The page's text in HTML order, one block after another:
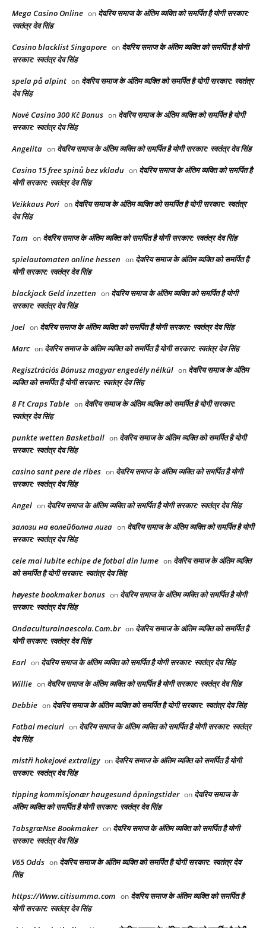
Mega Casino Online on देवरिय समाज के अंतिम व्यक्ति को समर्पित है योगी सरकार:
स्वतंत्र देव सिंह
Casino blacklist Singapore on देवरिय समाज के अंतिम व्यक्ति को समर्पित है योगी
सरकार: स्वतंत्र देव सिंह
spela på alpint on देवरिय समाज के अंतिम व्यक्ति को समर्पित है योगी सरकार: स्वतंत्र
देव सिंह
Nové Casino 300 Kč Bonus on देवरिय समाज के अंतिम व्यक्ति को समर्पित है योगी
सरकार: स्वतंत्र देव सिंह
Angelita on देवरिय समाज के अंतिम व्यक्ति को समर्पित है योगी सरकार: स्वतंत्र देव सिंह
Casino 15 free spinů bez vkladu on देवरिय समाज के अंतिम व्यक्ति को समर्पित है
योगी सरकार: स्वतंत्र देव सिंह
Veikkaus Pori on देवरिय समाज के अंतिम व्यक्ति को समर्पित है योगी सरकार: स्वतंत्र
देव सिंह
Tam on देवरिय समाज के अंतिम व्यक्ति को समर्पित है योगी सरकार: स्वतंत्र देव सिंह
spielautomaten online hessen on देवरिय समाज के अंतिम व्यक्ति को समर्पित है
योगी सरकार: स्वतंत्र देव सिंह
blackjack Geld inzetten on देवरिय समाज के अंतिम व्यक्ति को समर्पित है योगी
सरकार: स्वतंत्र देव सिंह
Joel on देवरिय समाज के अंतिम व्यक्ति को समर्पित है योगी सरकार: स्वतंत्र देव सिंह
Marc on देवरिय समाज के अंतिम व्यक्ति को समर्पित है योगी सरकार: स्वतंत्र देव सिंह
Regisztrációs Bónusz magyar engedély nélkül on देवरिय समाज के अंतिम
व्यक्ति को समर्पित है योगी सरकार: स्वतंत्र देव सिंह
8 Ft Craps Table on देवरिय समाज के अंतिम व्यक्ति को समर्पित है योगी सरकार:
स्वतंत्र देव सिंह
punkte wetten Basketball on देवरिय समाज के अंतिम व्यक्ति को समर्पित है योगी
सरकार: स्वतंत्र देव सिंह
casino sant pere de ribes on देवरिय समाज के अंतिम व्यक्ति को समर्पित है योगी
सरकार: स्वतंत्र देव सिंह
Angel on देवरिय समाज के अंतिम व्यक्ति को समर्पित है योगी सरकार: स्वतंत्र देव सिंह
залози на волейболна лига on देवरिय समाज के अंतिम व्यक्ति को समर्पित है योगी
सरकार: स्वतंत्र देव सिंह
cele mai Iubite echipe de fotbal din lume on देवरिय समाज के अंतिम व्यक्ति
को समर्पित है योगी सरकार: स्वतंत्र देव सिंह
høyeste bookmaker bonus on देवरिय समाज के अंतिम व्यक्ति को समर्पित है योगी
सरकार: स्वतंत्र देव सिंह
Ondaculturalnaescola.Com.br on देवरिय समाज के अंतिम व्यक्ति को समर्पित है
योगी सरकार: स्वतंत्र देव सिंह
Earl on देवरिय समाज के अंतिम व्यक्ति को समर्पित है योगी सरकार: स्वतंत्र देव सिंह
Willie on देवरिय समाज के अंतिम व्यक्ति को समर्पित है योगी सरकार: स्वतंत्र देव सिंह
Debbie on देवरिय समाज के अंतिम व्यक्ति को समर्पित है योगी सरकार: स्वतंत्र देव सिंह
Fotbal meciuri on देवरिय समाज के अंतिम व्यक्ति को समर्पित है योगी सरकार: स्वतंत्र
देव सिंह
mistři hokejové extraligy on देवरिय समाज के अंतिम व्यक्ति को समर्पित है योगी
सरकार: स्वतंत्र देव सिंह
tipping kommisjonær haugesund åpningstider on देवरिय समाज के
अंतिम व्यक्ति को समर्पित है योगी सरकार: स्वतंत्र देव सिंह
TabsgræNse Bookmaker on देवरिय समाज के अंतिम व्यक्ति को समर्पित है योगी
सरकार: स्वतंत्र देव सिंह
V65 Odds on देवरिय समाज के अंतिम व्यक्ति को समर्पित है योगी सरकार: स्वतंत्र देव
सिंह
https://Www.citisumma.com on देवरिय समाज के अंतिम व्यक्ति को समर्पित है
योगी सरकार: स्वतंत्र देव सिंह